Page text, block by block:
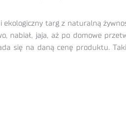
targ z naturalną
nabiał, jaja, aż po domowe
się na daną cenę produktu.